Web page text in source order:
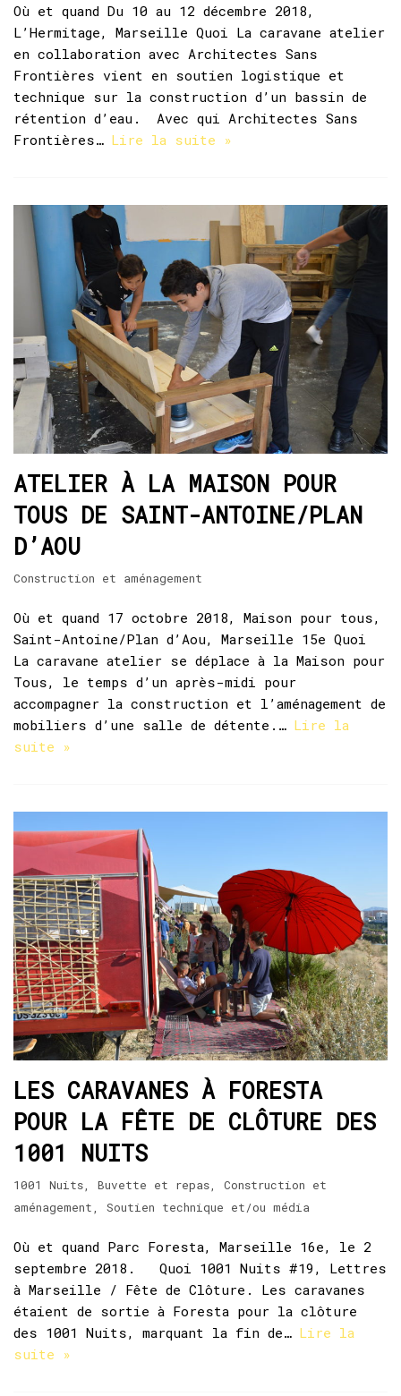
Où et quand Du 10 au 12 décembre 2018,
L’Hermitage, Marseille Quoi La caravane atelier
en collaboration avec Architectes Sans
Frontières vient en soutien logistique et
technique sur la construction d’un bassin de
rétention d’eau. Avec qui Architectes Sans
Frontières… Lire la suite »
ATELIER À LA MAISON POUR
TOUS DE SAINT-ANTOINE/PLAN
D’AOU
Construction et aménagement
Où et quand 17 octobre 2018, Maison pour tous,
Saint-Antoine/Plan d’Aou, Marseille 15e Quoi
La caravane atelier se déplace à la Maison pour
Tous, le temps d’un après-midi pour
accompagner la construction et l’aménagement de
mobiliers d’une salle de détente.… Lire la
suite »
LES CARAVANES À FORESTA
POUR LA FÊTE DE CLÔTURE DES
1001 NUITS
1001 Nuits Buvette et repas
Construction et
aménagement
Soutien technique et/ou média
Où et quand Parc Foresta, Marseille 16e, le 2
septembre 2018. Quoi 1001 Nuits #19, Lettres
à Marseille / Fête de Clôture. Les caravanes
étaient de sortie à Foresta pour la clôture
des 1001 Nuits, marquant la fin de… Lire la
suite »